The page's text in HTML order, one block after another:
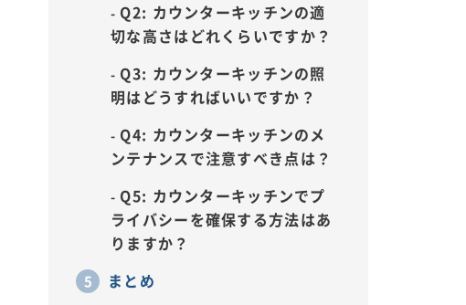
Q2: カウンターキッチンの適
切な高さはどれくらいですか？
Q3: カウンターキッチンの照
明はどうすればいいですか？
Q4: カウンターキッチンのメ
ンテナンスで注意すべき点は？
Q5: カウンターキッチンでプ
ライバシーを確保する方法はあ
りますか？
まとめ